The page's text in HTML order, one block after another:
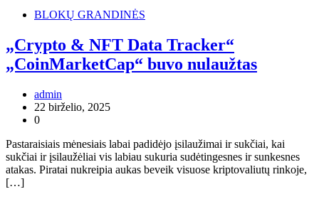
BLOKŲ GRANDINĖS
„Crypto & NFT Data Tracker“
„CoinMarketCap“ buvo nulaužtas
admin
22 birželio, 2025
0
Pastaraisiais mėnesiais labai padidėjo įsilaužimai ir sukčiai, kai
sukčiai ir įsilaužėliai vis labiau sukuria sudėtingesnes ir sunkesnes
atakas. Piratai nukreipia aukas beveik visuose kriptovaliutų rinkoje,
[…]